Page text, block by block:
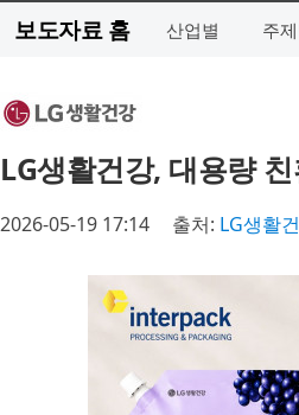
보도자료 홈 산업별 주
LG생활건강, 대용량
2026-05-19 17:14 출처: LG생활